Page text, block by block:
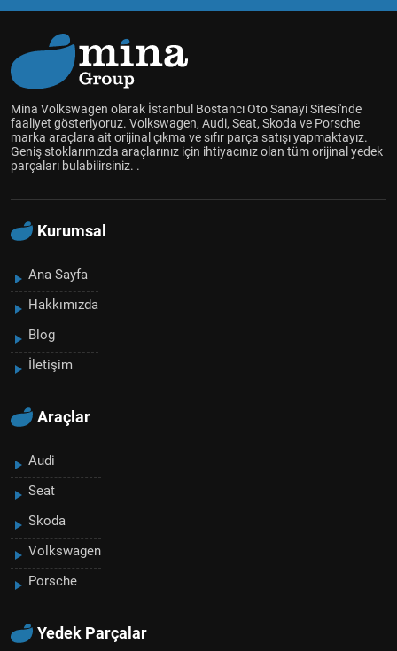
parça satışıyla, araç sahiplerinin bakım ve onarım ihtiyaçlarını en
Volkswagen Audi Skoda Seat marka araçlar için çıkma ve sıfır
parçaları bulabilir, aracınızın performansını ve güvenliğini
artırabilirsiniz.Müşteri memnuniyetini her zaman ön planda tutarak,
uzman ekibimizle size en uygun çözümleri sunmak için çalışıyoruz.
Aracınızın her detayını düşünüyor, kaliteli yedek parçalarla sizlere
hizmet vermekten mutluluk duyuyoruz.
Mina Volkswagen olarak, araçlarınızın uzun ömürlü olması ve
yedek parçalara ulaşın!
Mina Volkswagen olarak İstanbul Bostancı Oto Sanayi Sitesi'nde
faaliyet gösteriyoruz. Volkswagen, Audi, Seat, Skoda ve Porsche
marka araçlara ait orijinal çıkma ve sıfır parça satışı yapmaktayız.
Geniş stoklarımızda araçlarınız için ihtiyacınız olan tüm orijinal yedek
parçaları bulabilirsiniz. .
Kurumsal
Ana Sayfa
Hakkımızda
Blog
İletişim
Araçlar
Audi
Seat
Skoda
Volkswagen
Porsche
Yedek Parçalar